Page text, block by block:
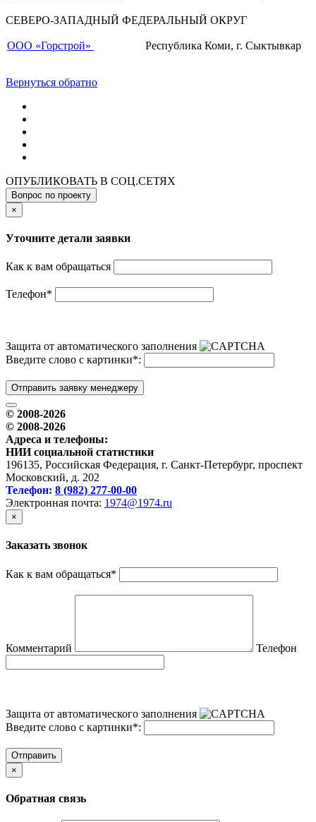
СЕВЕРО-ЗАПАДНЫЙ ФЕДЕРАЛЬНЫЙ ОКРУГ
ООО «Горстрой» Республика Коми, г. Сыктывкар
Вернуться обратно
ОПУБЛИКОВАТЬ В СОЦ.СЕТЯХ
Вопрос по проекту
×
Уточните детали заявки
Как к вам обращаться
Телефон*
Защита от автоматического заполнения
Введите слово с картинки*:
Отправить заявку менеджеру
© 2008-2026
© 2008-2026
Адреса и телефоны:
НИИ социальной статистики
196135, Российская Федерация, г. Санкт-Петербург, проспект
Московский, д. 202
Телефон: 8 (982) 277-00-00
Электронная почта: 1974@1974.ru
×
Заказать звонок
Как к вам обращаться*
Комментарий Телефон
Защита от автоматического заполнения
Введите слово с картинки*:
Отправить
×
Обратная связь